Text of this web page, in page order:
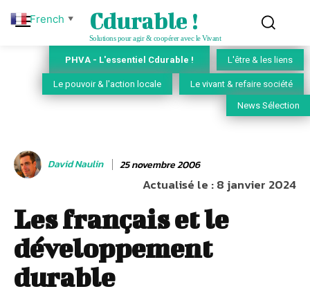
Cdurable !
Solutions pour agir & coopérer avec le Vivant
PHVA - L'essentiel Cdurable ! L'être & les liens
Le pouvoir & l'action locale Le vivant & refaire société
News Sélection
David Naulin 25 novembre 2006
Actualisé le :8 janvier 2024
Les français et le
développement
durable
French ▼